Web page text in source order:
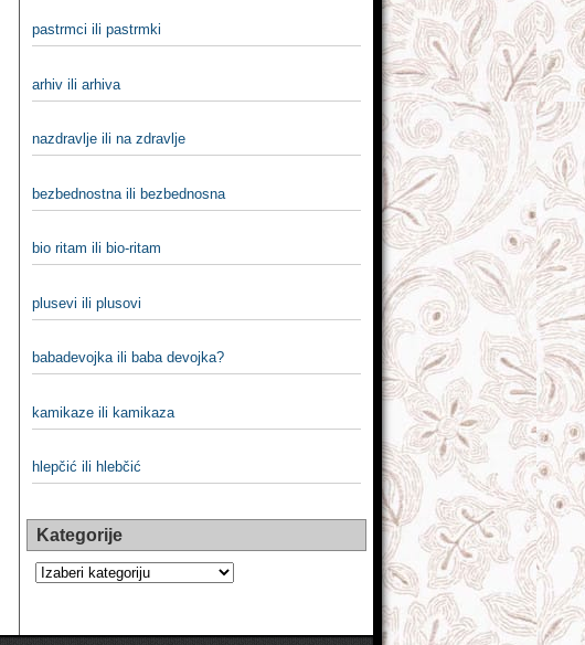
pastrmci ili pastrmki
arhiv ili arhiva
nazdravlje ili na zdravlje
bezbednostna ili bezbednosna
bio ritam ili bio-ritam
plusevi ili plusovi
babadevojka ili baba devojka?
kamikaze ili kamikaza
hlepčić ili hlebčić
Kategorije
Kategorije